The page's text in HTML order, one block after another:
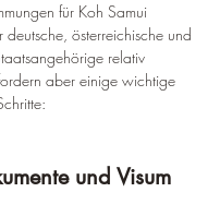
für Koh Samui
deutsche, österreichische und
relativ
aber einige wichtige
und Visum